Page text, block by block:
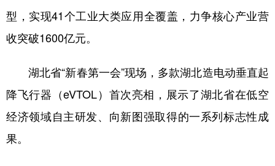
型，实现41个工业大类应用全覆盖，力争核心产业营
收突破1600亿元。
湖北省“新春第一会”现场，多款湖北造电动垂直起
降飞行器（eVTOL）首次亮相，展示了湖北省在低空
经济领域自主研发、向新图强取得的一系列标志性成
果。